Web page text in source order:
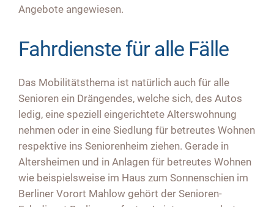
Angebote angewiesen.
Fahrdienste für alle Fälle
Das Mobilitätsthema ist natürlich auch für alle
Senioren ein Drängendes, welche sich, des Autos
ledig, eine speziell eingerichtete Alterswohnung
nehmen oder in eine Siedlung für betreutes Wohnen
respektive ins Seniorenheim ziehen. Gerade in
Altersheimen und in Anlagen für betreutes Wohnen
wie beispielsweise im Haus zum Sonnenschien im
Berliner Vorort Mahlow gehört der Senioren-